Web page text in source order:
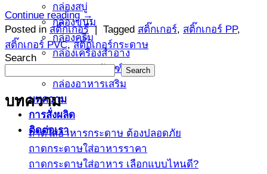
กล่องสบู่
กล่องขนม
กล่องครีม
กล่องเครื่องสำอาง
กล่องบรรจุภัณฑ์
กล่องอาหารเสริม
บทความ
การสั่งผลิด
ติดต่อเรา
Continue reading→
Posted in สติ๊กเกอร์ | Tagged สติ๊กเกอร์, สติ๊กเกอร์ PP,
สติ๊กเกอร์ PVC,สติ๊กเกอร์กระดาษ
Search
Search
บทความ
ถาดใส่อาหารกระดาษ ต้องปลอดภัย
ถาดกระดาษใส่อาหารราคา
ถาดกระดาษใส่อาหาร เลือกแบบไหนดี?